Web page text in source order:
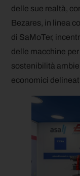
delle sue realtà,
Bezares, in linea
di SaMoTer,
delle macchine
sostenibilità
economici